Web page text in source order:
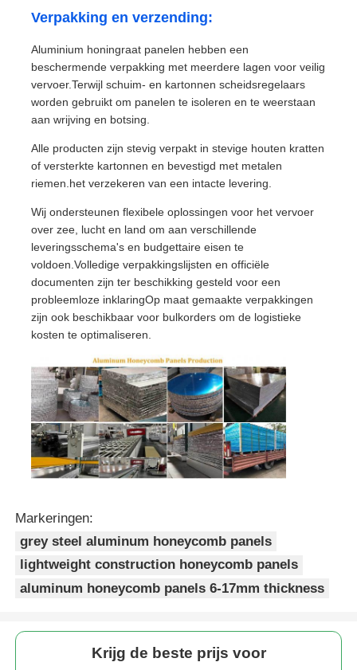
Verpakking en verzending:
Aluminium honingraat panelen hebben een
beschermende verpakking met meerdere lagen voor veilig
vervoer.Terwijl schuim- en kartonnen scheidsregelaars
worden gebruikt om panelen te isoleren en te weerstaan
aan wrijving en botsing.
Alle producten zijn stevig verpakt in stevige houten kratten
of versterkte kartonnen en bevestigd met metalen
riemen.het verzekeren van een intacte levering.
Wij ondersteunen flexibele oplossingen voor het vervoer
over zee, lucht en land om aan verschillende
leveringsschema's en budgettaire eisen te
voldoen.Volledige verpakkingslijsten en officiële
documenten zijn ter beschikking gesteld voor een
probleemloze inklaringOp maat gemaakte verpakkingen
zijn ook beschikbaar voor bulkorders om de logistieke
kosten te optimaliseren.
Markeringen:
grey steel aluminum honeycomb panels
lightweight construction honeycomb panels
aluminum honeycomb panels 6-17mm thickness
Krijg de beste prijs voor